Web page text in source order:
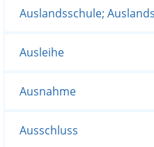
Auslandsschule;
Ausleihe
Ausnahme
Ausschluss